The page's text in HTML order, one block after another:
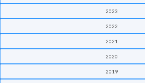
2023
2022
2021
2020
2019